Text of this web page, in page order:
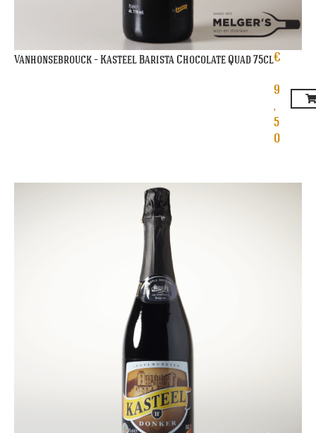
Vanhonsebrouck – Kasteel Barista Chocolate Quad 75cl€
9
,
5
0